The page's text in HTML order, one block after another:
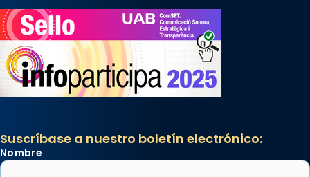
Suscríbase a nuestro boletín electrónico:
Nombre